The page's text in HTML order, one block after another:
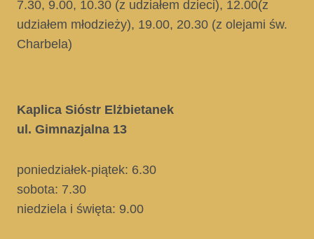
7.30, 9.00, 10.30 (z udziałem dzieci), 12.00(z
udziałem młodzieży), 19.00, 20.30 (z olejami św.
Charbela)
Kaplica Sióstr Elżbietanek
ul. Gimnazjalna 13
poniedziałek-piątek: 6.30
sobota: 7.30
niedziela i święta: 9.00